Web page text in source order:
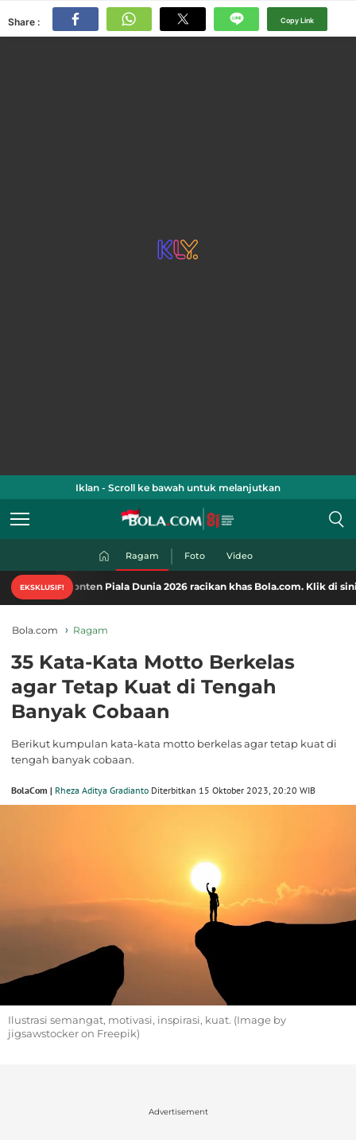
Share : Copy Link
Iklan - Scroll ke bawah untuk melanjutkan
Ragam Foto Video
EKSKLUSIF!
Piala Dunia 2026 racikan khas Bola.com. Klik di sini!
Bola.com Ragam
35 Kata-Kata Motto Berkelas
agar Tetap Kuat di Tengah
Banyak Cobaan
Berikut kumpulan kata-kata motto berkelas agar tetap kuat di
tengah banyak cobaan.
BolaCom | Rheza Aditya Gradianto Diterbitkan 15 Oktober 2023, 20:20 WIB
Ilustrasi semangat, motivasi, inspirasi, kuat. (Image by
jigsawstocker on Freepik)
Advertisement